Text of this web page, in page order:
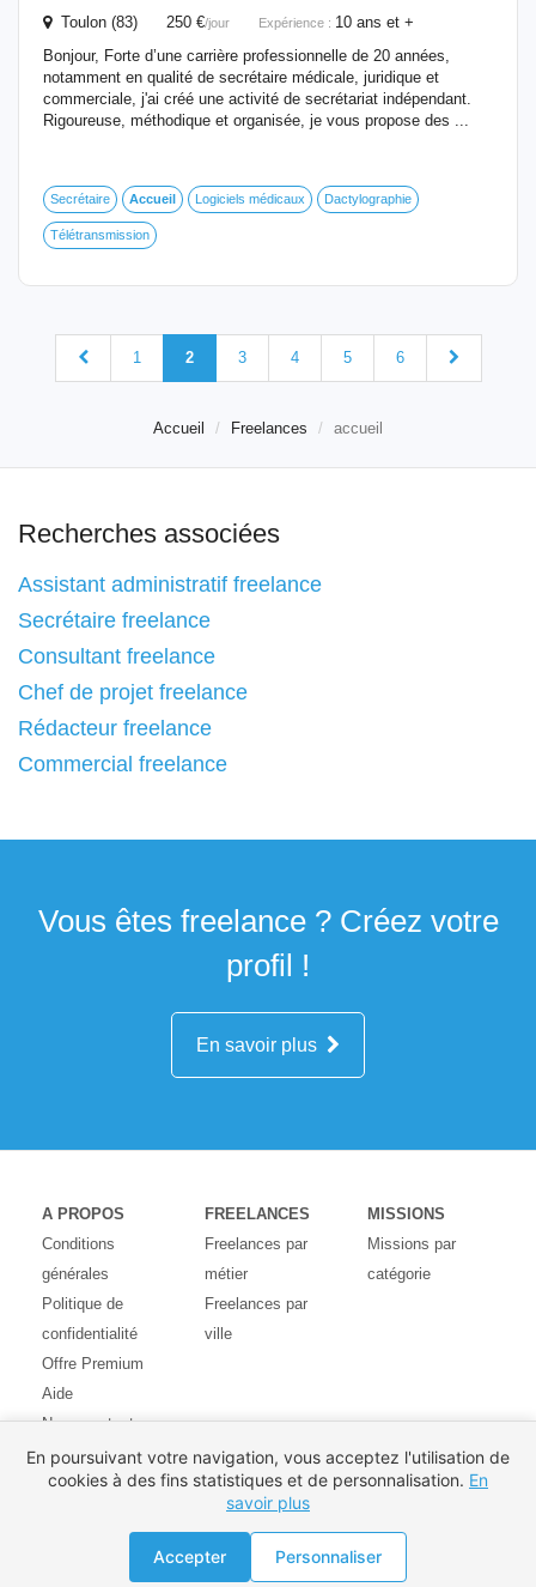
Toulon (83) 250 €/jour Expérience : 10 ans et +
Bonjour, Forte d’une carrière professionnelle de 20 années,
notamment en qualité de secrétaire médicale, juridique et
commerciale, j'ai créé une activité de secrétariat indépendant.
Rigoureuse, méthodique et organisée, je vous propose des ...
Secrétaire Accueil Logiciels médicaux Dactylographie
Télétransmission
1 2 3 4 5 6
Accueil Freelances accueil
Recherches associées
Assistant administratif freelance
Secrétaire freelance
Consultant freelance
Chef de projet freelance
Rédacteur freelance
Commercial freelance
Vous êtes freelance ? Créez votre
profil !
En savoir plus
A PROPOS
Conditions
générales
Politique de
confidentialité
Offre Premium
Aide
Nous contacter
Avis des
utilisateurs
FREELANCES
Freelances par
métier
Freelances par
ville
MISSIONS
Missions par
catégorie
En poursuivant votre navigation, vous acceptez l'utilisation de
cookies à des fins statistiques et de personnalisation. En
savoir plus
Accepter Personnaliser